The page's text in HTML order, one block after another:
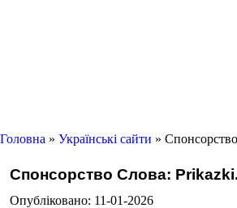
Головна » Українські сайти »
Спонсорство Слова:
Опубліковано: 11-01-2026